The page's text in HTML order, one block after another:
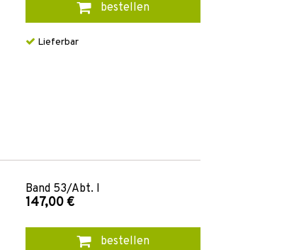
bestellen
Lieferbar
Band 53/Abt. I
147,00 €
bestellen